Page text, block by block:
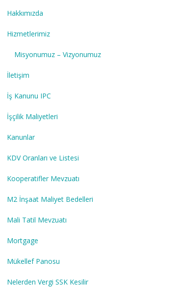
Hakkımızda
Hizmetlerimiz
Misyonumuz – Vizyonumuz
İletişim
İş Kanunu IPC
İşçilik Maliyetleri
Kanunlar
KDV Oranları ve Listesi
Kooperatifler Mevzuatı
M2 İnşaat Maliyet Bedelleri
Mali Tatil Mevzuatı
Mortgage
Mükellef Panosu
Nelerden Vergi SSK Kesilir